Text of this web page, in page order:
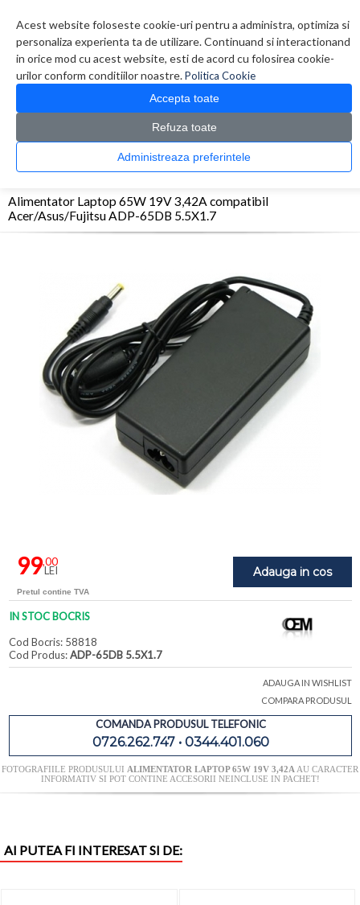
Acest website foloseste cookie-uri pentru a administra, optimiza si
personaliza experienta ta de utilizare. Continuand si interactionand
in orice mod cu acest website, esti de acord cu folosirea cookie-
urilor conform conditiilor noastre.Politica Cookie
Accepta toate
Refuza toate
Administreaza preferintele
0 produs(e)
CATALOG PRODUSE
Accesorii Laptop & Tablete > Alimentatoare >
Alimentator Laptop 65W 19V 3,42A compatibil
Acer/Asus/Fujitsu ADP-65DB 5.5X1.7
Adauga in cos
99,00
LEI
Pretul contine TVA
IN STOC BOCRIS
Cod Bocris: 58818
Cod Produs:ADP-65DB 5.5X1.7
ADAUGA IN WISHLIST
COMPARA PRODUSUL
COMANDA PRODUSUL TELEFONIC
0726.262.747 • 0344.401.060
FOTOGRAFIILE PRODUSULUI ALIMENTATOR LAPTOP 65W 19V 3,42AAU CARACTER
INFORMATIV SI POT CONTINE ACCESORII NEINCLUSE IN PACHET!
AI PUTEA FI INTERESAT SI DE: